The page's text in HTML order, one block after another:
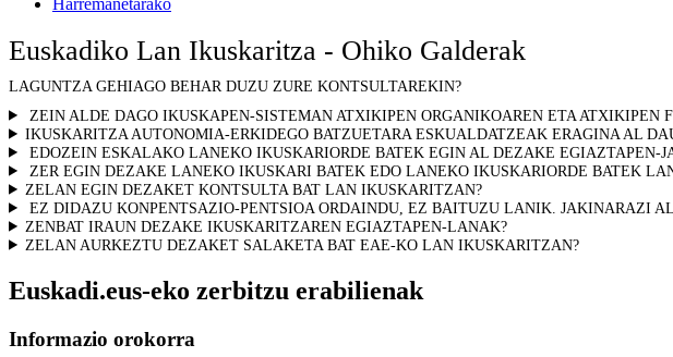
Euskadiko Lan Ikuskaritza - Ohiko Galderak
LAGUNTZA GEHIAGO BEHAR DUZU ZURE KONTSULTAREKIN?
ZEIN ALDE DAGO IKUSKAPEN-SISTEMAN ATXIKIPEN ORGANIKOAREN ETA ATXIKIPEN
IKUSKARITZA AUTONOMIA-ERKIDEGO BATZUETARA ESKUALDATZEAK ERAGINA AL
EDOZEIN ESKALAKO LANEKO IKUSKARIORDE BATEK EGIN AL DEZAKE EGIAZTAPEN-
ZER EGIN DEZAKE LANEKO IKUSKARI BATEK EDO LANEKO IKUSKARIORDE BATEK
ZELAN EGIN DEZAKET KONTSULTA BAT LAN IKUSKARITZAN?
EZ DIDAZU KONPENTSAZIO-PENTSIOA ORDAINDU, EZ BAITUZU LANIK. JAKINARAZI
ZENBAT IRAUN DEZAKE IKUSKARITZAREN EGIAZTAPEN-LANAK?
ZELAN AURKEZTU DEZAKET SALAKETA BAT EAE-KO LAN IKUSKARITZAN?
Euskadi.eus-eko zerbitzu erabilienak
Informazio orokorra